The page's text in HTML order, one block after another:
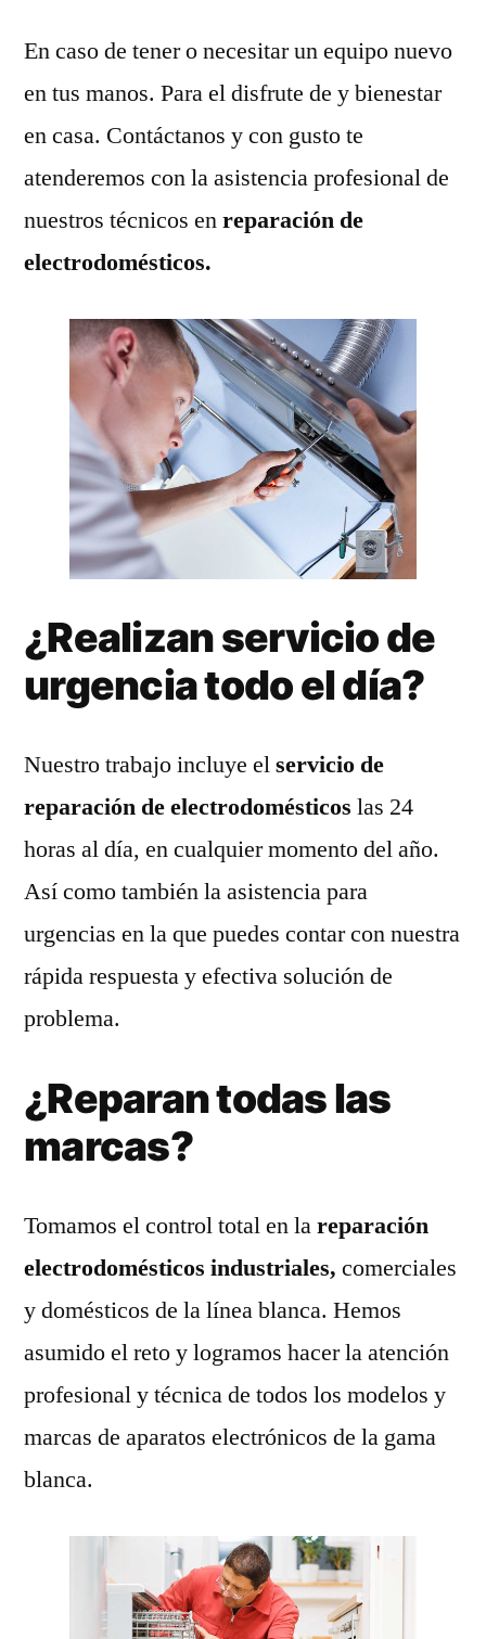
En caso de tener o necesitar un equipo nuevo
en tus manos. Para el disfrute de y bienestar
en casa. Contáctanos y con gusto te
atenderemos con la asistencia profesional de
nuestros técnicos enreparación de
electrodomésticos.
¿Realizan servicio de
urgencia todo el día?
Nuestro trabajo incluye elservicio de
reparación de electrodomésticos las 24
horas al día, en cualquier momento del año.
Así como también la asistencia para
urgencias en la que puedes contar con nuestra
rápida respuesta y efectiva solución de
problema.
¿Reparan todas las
marcas?
Tomamos el control total en lareparación
electrodomésticos industriales, comerciales
y domésticos de la línea blanca. Hemos
asumido el reto y logramos hacer la atención
profesional y técnica de todos los modelos y
marcas de aparatos electrónicos de la gama
blanca.